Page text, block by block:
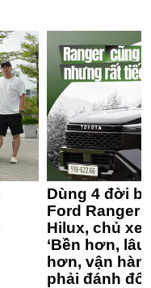
Dùng 4 đời
Ford Ranger
Hilux, chủ xe
‘Bền hơn,
hơn, vận
phải đánh